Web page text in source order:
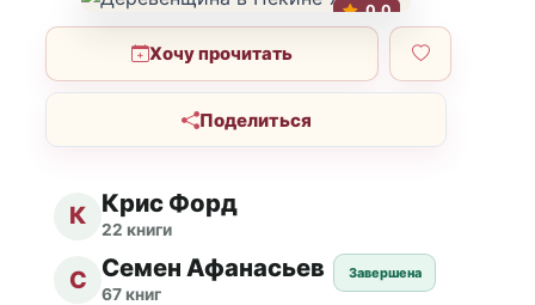
0.0
Хочу прочитать
Поделиться
К Крис Форд
22 книги
С Семен Афанасьев
67 книг
Завершена